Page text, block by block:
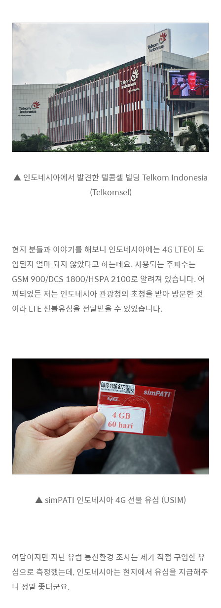
▲ 인도네시아에서 발견한 텔콤셀 빌딩 Telkom Indonesia
(Telkomsel)
현지 분들과 이야기를 해보니 인도네시아에는 4G LTE이 도
입된지 얼마 되지 않았다고 하는데요. 사용되는 주파수는
GSM 900/DCS 1800/HSPA 2100로 알려져 있습니다. 어
찌되었든 저는 인도네시아 관광청의 초청을 받아 방문한 것
이라 LTE 선불유심을 전달받을 수 있었습니다.
▲ simPATI 인도네시아 4G 선불 유심 (USIM)
여담이지만 지난 유럽 통신환경 조사는 제가 직접 구입한 유
심으로 측정했는데, 인도네시아는 현지에서 유심을 지급해주
니 정말 좋더군요.